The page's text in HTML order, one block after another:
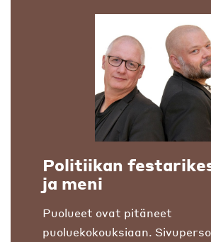
Politiikan
ja meni
Puolueet ovat pitäneet
puoluekokouksiaan.